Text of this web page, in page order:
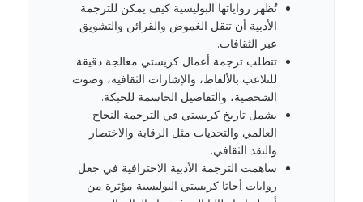
تُظهر رواياتها البوليسية كيف يمكن للترجمة
الأدبية أن تنقل الغموض والقرائن والتشويق
عبر الثقافات.
تتطلب ترجمة أعمال كريستي معالجة دقيقة
للتلاعب بالألفاظ، والإشارات الثقافية، وصوت
الشخصية، والتفاصيل الحاسمة للحبكة.
يشمل تاريخ كريستي في الترجمة النجاح
العالمي والتحديات مثل الرقابة والاختصار
والنقد الثقافي.
ساهمت الترجمة الأدبية الاحترافية في جعل
روايات أجاثا كريستي البوليسية مؤثرة من